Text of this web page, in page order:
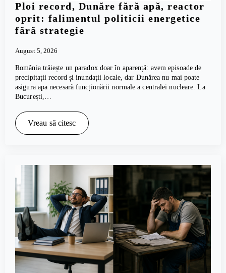
Ploi record, Dunăre fără apă, reactor
oprit: falimentul politicii energetice
fără strategie
August 5, 2026
România trăiește un paradox doar în aparență: avem episoade de
precipitații record și inundații locale, dar Dunărea nu mai poate
asigura apa necesară funcționării normale a centralei nucleare. La
București,…
Vreau să citesc